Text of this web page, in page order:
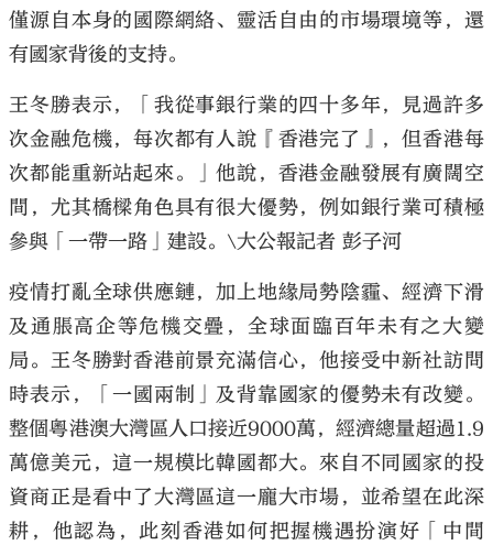
僅源自本身的國際網絡、靈活自由的市場環境等，還
有國家背後的支持。
王冬勝表示，「我從事銀行業的四十多年，見過許多
次金融危機，每次都有人說『香港完了』，但香港每
次都能重新站起來。」他說，香港金融發展有廣闊空
間，尤其橋樑角色具有很大優勢，例如銀行業可積極
參與「一帶一路」建設。\大公報記者 彭子河
疫情打亂全球供應鏈，加上地緣局勢陰霾、經濟下滑
及通脹高企等危機交疊，全球面臨百年未有之大變
局。王冬勝對香港前景充滿信心，他接受中新社訪問
時表示，「一國兩制」及背靠國家的優勢未有改變。
整個粵港澳大灣區人口接近9000萬，經濟總量超過1.9
萬億美元，這一規模比韓國都大。來自不同國家的投
資商正是看中了大灣區這一龐大市場，並希望在此深
耕，他認為，此刻香港如何把握機遇扮演好「中間